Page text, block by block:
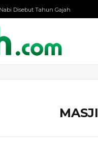
Disebut Tahun Gajah